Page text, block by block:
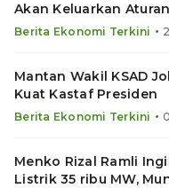
Akan Keluarkan
Berita Ekonomi Terkini •
Mantan Wakil KSAD
Kuat Kastaf Presiden
Berita Ekonomi Terkini •
Menko Rizal Ramli
Listrik 35 ribu MW,